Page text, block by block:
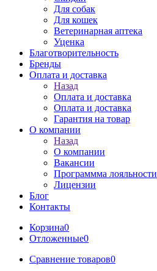
Для собак
Для кошек
Ветеринарная аптека
Уценка
Благотворительность
Бренды
Оплата и доставка
Назад
Оплата и доставка
Оплата и доставка
Гарантия на товар
О компании
Назад
О компании
Вакансии
Программма лояльности
Лицензии
Блог
Контакты
Корзина0
Отложенные0
Сравнение товаров0